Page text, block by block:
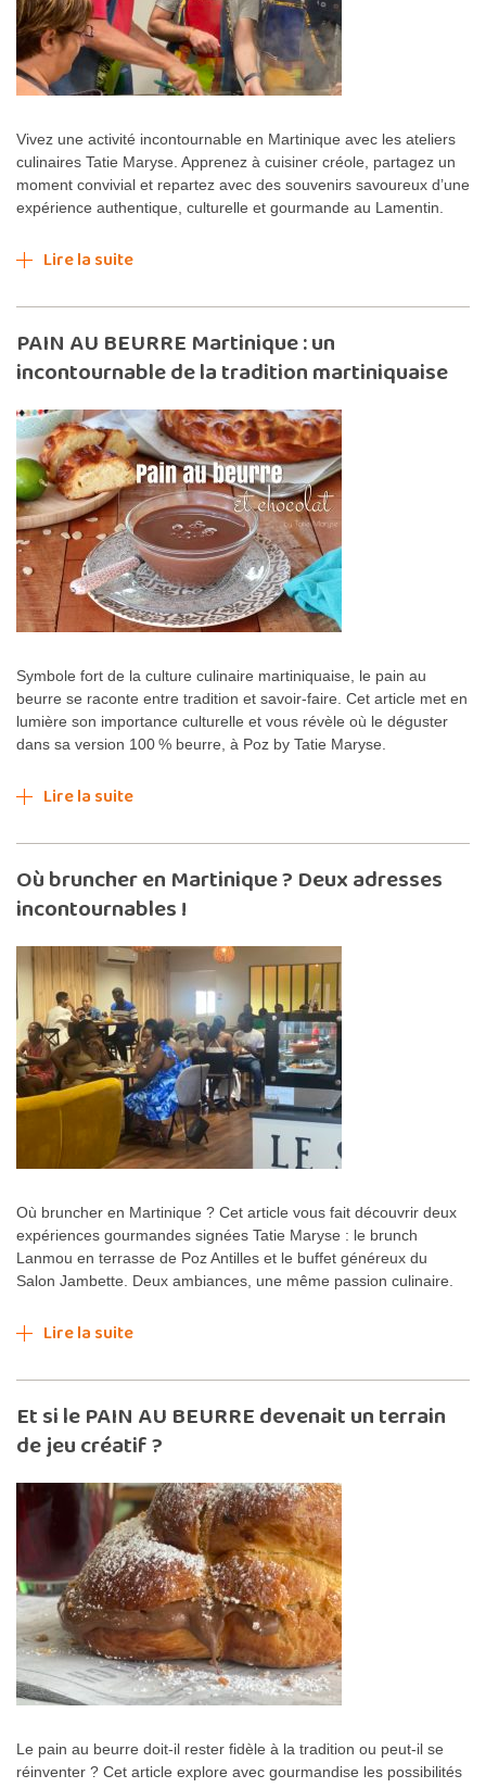
Vivez une activité incontournable en Martinique avec les ateliers
culinaires Tatie Maryse. Apprenez à cuisiner créole, partagez un
moment convivial et repartez avec des souvenirs savoureux d’une
expérience authentique, culturelle et gourmande au Lamentin.
Lire la suite
PAIN AU BEURRE Martinique : un
incontournable de la tradition martiniquaise
Symbole fort de la culture culinaire martiniquaise, le pain au
beurre se raconte entre tradition et savoir-faire. Cet article met en
lumière son importance culturelle et vous révèle où le déguster
dans sa version 100 % beurre, à Poz by Tatie Maryse.
Lire la suite
Où bruncher en Martinique ? Deux adresses
incontournables !
Où bruncher en Martinique ? Cet article vous fait découvrir deux
expériences gourmandes signées Tatie Maryse : le brunch
Lanmou en terrasse de Poz Antilles et le buffet généreux du
Salon Jambette. Deux ambiances, une même passion culinaire.
Lire la suite
Et si le PAIN AU BEURRE devenait un terrain
de jeu créatif ?
Le pain au beurre doit-il rester fidèle à la tradition ou peut-il se
réinventer ? Cet article explore avec gourmandise les possibilités